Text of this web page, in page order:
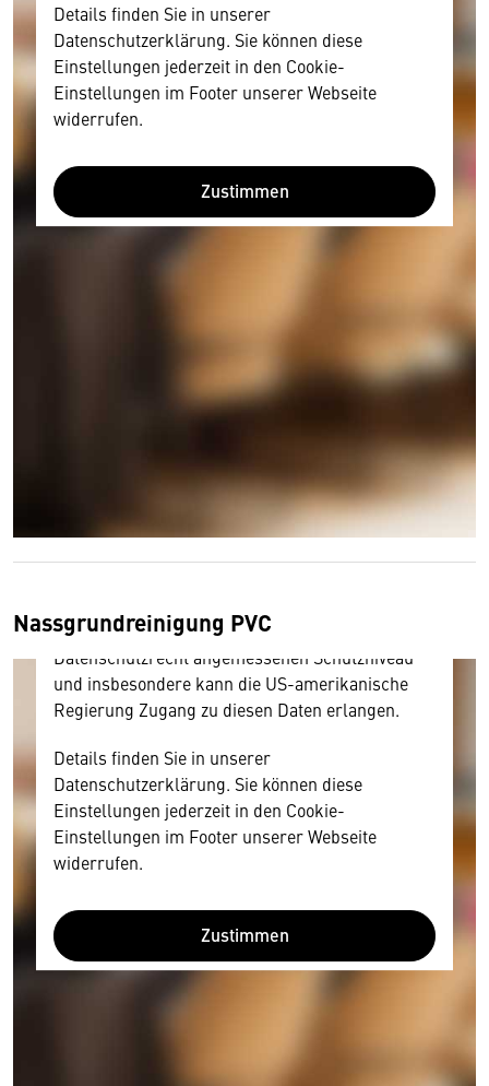
Details finden Sie in unserer
Datenschutzerklärung. Sie können diese
Einstellungen jederzeit in den Cookie-
Einstellungen im Footer unserer Webseite
widerrufen.
Zustimmen
Nassgrundreinigung PVC
Wir benötigen Ihre Zustimmung
Hier würden wir Ihnen gerne einen externen
Inhalt anzeigen. Dafür benötigen wir allerdings
Ihre Zustimmung, da Ihr Browser
Diese Daten unterliegen keinem dem EU-
Datenschutzrecht angemessenen Schutzniveau
und insbesondere kann die US-amerikanische
Regierung Zugang zu diesen Daten erlangen.
Details finden Sie in unserer
Datenschutzerklärung. Sie können diese
Einstellungen jederzeit in den Cookie-
Einstellungen im Footer unserer Webseite
widerrufen.
Zustimmen